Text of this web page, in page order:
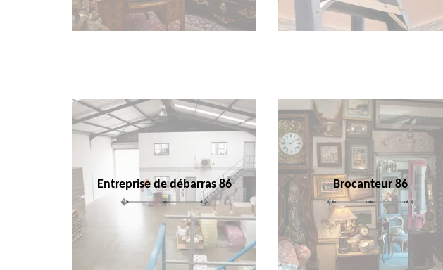
Entreprise de débarras 86 Brocanteur 86